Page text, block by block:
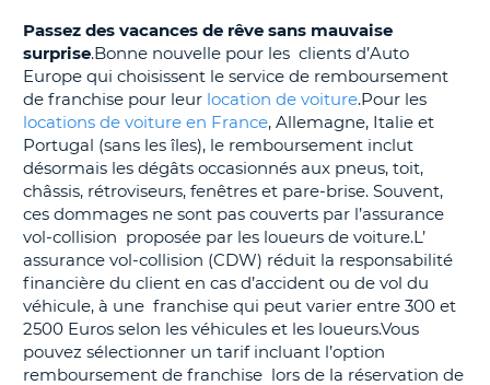
Passez des vacances de rêve sans mauvaise
surprise.Bonne nouvelle pour les clients d’Auto
Europe qui choisissent le service de remboursement
de franchise pour leur location de voiture.Pour les
locations de voiture en France, Allemagne, Italie et
Portugal (sans les îles), le remboursement inclut
désormais les dégâts occasionnés aux pneus, toit,
châssis, rétroviseurs, fenêtres et pare-brise. Souvent,
ces dommages ne sont pas couverts par l’assurance
vol-collision proposée par les loueurs de voiture.L’
assurance vol-collision (CDW) réduit la responsabilité
financière du client en cas d’accident ou de vol du
véhicule, à une franchise qui peut varier entre 300 et
2500 Euros selon les véhicules et les loueurs.Vous
pouvez sélectionner un tarif incluant l’option
remboursement de franchise lors de la réservation de